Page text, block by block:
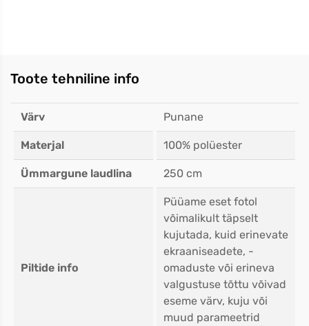
Toote tehniline info
Värv Punane
Materjal 100% polüester
Ümmargune laudlina 250 cm
Piltide info
Püüame eset fotol
võimalikult täpselt
kujutada, kuid erinevate
ekraaniseadete, -
omaduste või erineva
valgustuse tõttu võivad
eseme värv, kuju või
muud parameetrid